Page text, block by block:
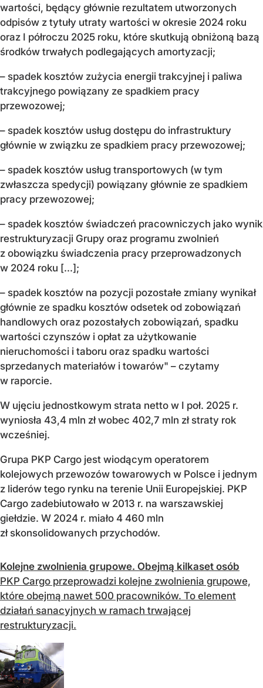
wartości, będący głównie rezultatem utworzonych
odpisów z tytuły utraty wartości w okresie 2024 roku
oraz I półroczu 2025 roku, które skutkują obniżoną bazą
środków trwałych podlegających amortyzacji;
– spadek kosztów zużycia energii trakcyjnej i paliwa
trakcyjnego powiązany ze spadkiem pracy
przewozowej;
– spadek kosztów usług dostępu do infrastruktury
głównie w związku ze spadkiem pracy przewozowej;
– spadek kosztów usług transportowych (w tym
zwłaszcza spedycji) powiązany głównie ze spadkiem
pracy przewozowej;
– spadek kosztów świadczeń pracowniczych jako wynik
restrukturyzacji Grupy oraz programu zwolnień
z obowiązku świadczenia pracy przeprowadzonych
w 2024 roku [...];
– spadek kosztów na pozycji pozostałe zmiany wynikał
głównie ze spadku kosztów odsetek od zobowiązań
handlowych oraz pozostałych zobowiązań, spadku
wartości czynszów i opłat za użytkowanie
nieruchomości i taboru oraz spadku wartości
sprzedanych materiałów i towarów" – czytamy
w raporcie.
W ujęciu jednostkowym strata netto w I poł. 2025 r.
wyniosła 43,4 mln zł wobec 402,7 mln zł straty rok
wcześniej.
Grupa PKP Cargo jest wiodącym operatorem
kolejowych przewozów towarowych w Polsce i jednym
z liderów tego rynku na terenie Unii Europejskiej. PKP
Cargo zadebiutowało w 2013 r. na warszawskiej
giełdzie. W 2024 r. miało 4 460 mln
zł skonsolidowanych przychodów.
Kolejne zwolnienia grupowe. Obejmą kilkaset osób
PKP Cargo przeprowadzi kolejne zwolnienia grupowe,
które obejmą nawet 500 pracowników. To element
działań sanacyjnych w ramach trwającej
restrukturyzacji.